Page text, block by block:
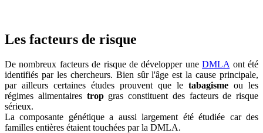
Les facteurs de risque
De nombreux facteurs de risque de développer uneDMLA ont été
identifiés par les chercheurs. Bien sûr l'âge est la cause principale,
par ailleurs certaines études prouvent que le tabagisme ou les
régimes alimentaires tropgras constituent des facteurs de risque
sérieux.
La composante génétique a aussi largement été étudiée car des
familles entières étaient touchées par la DMLA.